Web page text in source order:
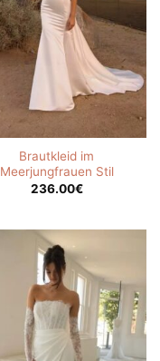
Brautkleid im
Meerjungfrauen Stil
236.00€